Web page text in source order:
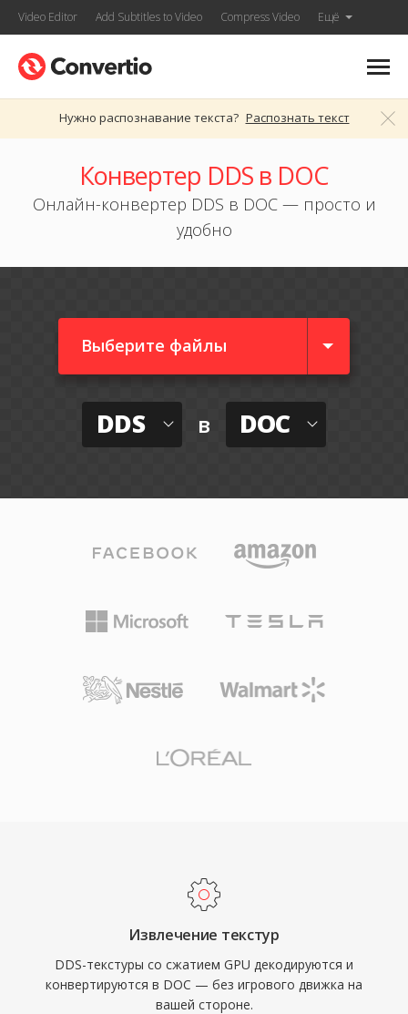
Video Editor Add Subtitles to Video Compress Video Ещё
Нужно распознавание текста? Распознать текст
Конвертер DDS в DOC
Онлайн-конвертер DDS в DOC — просто и
удобно
Выберите файлы
DDS в DOC
Извлечение текстур
DDS-текстуры со сжатием GPU декодируются и
конвертируются в DOC — без игрового движка на
вашей стороне.